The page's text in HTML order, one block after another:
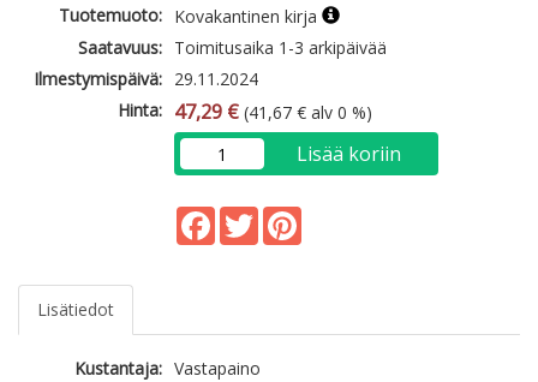
Tuotemuoto: Kovakantinen kirja
Saatavuus: Toimitusaika 1-3 arkipäivää
Ilmestymispäivä: 29.11.2024
Hinta: 47,29 € (41,67 € alv 0 %)
Lisää koriin
Facebook
Twitter
Lisätiedot
Kustantaja: Vastapaino